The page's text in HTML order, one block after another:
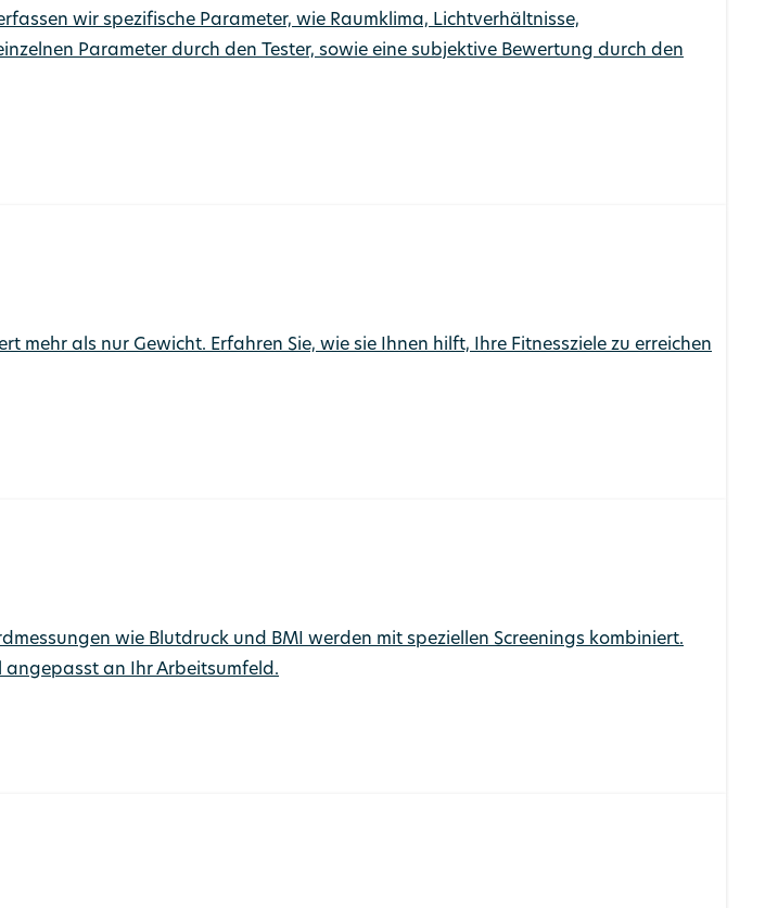
wir spezifische Parameter, wie Raumklima, Lichtverhältnisse,
Parameter durch den Tester, sowie eine subjektive Bewertung durch den
mehr als nur Gewicht. Erfahren Sie, wie sie Ihnen hilft, Ihre Fitnessziele zu erreichen
wie Blutdruck und BMI werden mit speziellen Screenings kombiniert.
angepasst an Ihr Arbeitsumfeld.